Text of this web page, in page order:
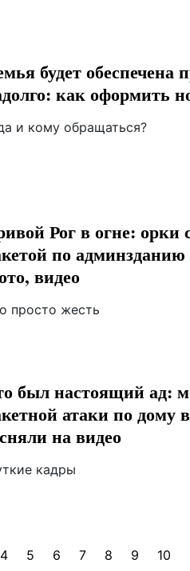
будет обеспечена
как оформить
и кому обращаться?
Рог в огне: орки
по
видео
просто жесть
был настоящий ад:
атаки по дому
на видео
кадры
4 5 6 7 8 9 10